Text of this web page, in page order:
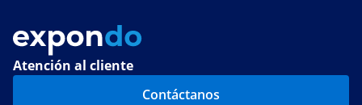
Atención al cliente
Contáctanos